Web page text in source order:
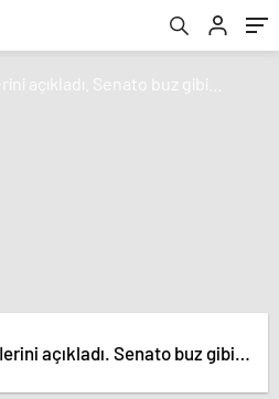
açıkladı. Senato buz gibi…